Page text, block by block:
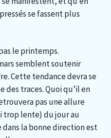
se fassent plus
le printemps.
semblent soutenir
Cette tendance devra se
des traces. Quoi qu’il en
pas une allure
trop lente) du jour au
la bonne direction est